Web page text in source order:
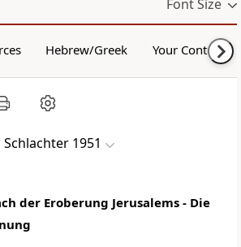
Font Size
Hebrew/Greek Your Content
Schlachter 1951
der Eroberung Jerusalems - Die